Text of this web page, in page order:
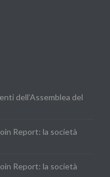
dell’Assemblea del
Report: la società
Report: la società